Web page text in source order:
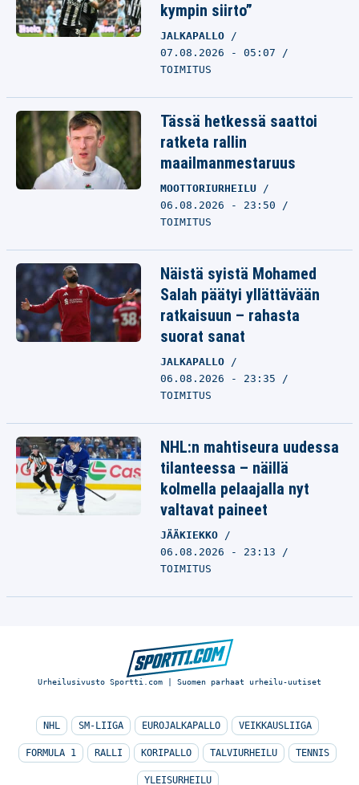
kympin siirto”
JALKAPALLO
07.08.2026 - 05:07
TOIMITUS
Tässä hetkessä saattoi
ratketa rallin
maailmanmestaruus
MOOTTORIURHEILU
06.08.2026 - 23:50
TOIMITUS
Näistä syistä Mohamed
Salah päätyi yllättävään
ratkaisuun – rahasta
suorat sanat
JALKAPALLO
06.08.2026 - 23:35
TOIMITUS
NHL:n mahtiseura uudessa
tilanteessa – näillä
kolmella pelaajalla nyt
valtavat paineet
JÄÄKIEKKO
06.08.2026 - 23:13
TOIMITUS
Urheilusivusto Sportti.com | Suomen parhaat urheilu-uutiset
NHL SM-LIIGA EUROJALKAPALLO VEIKKAUSLIIGA
FORMULA 1 RALLI KORIPALLO TALVIURHEILU TENNIS
YLEISURHEILU